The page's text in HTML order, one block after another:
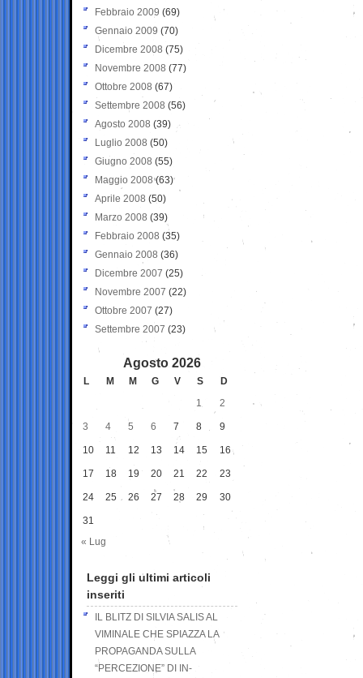
Febbraio 2009 (69)
Gennaio 2009 (70)
Dicembre 2008 (75)
Novembre 2008 (77)
Ottobre 2008 (67)
Settembre 2008 (56)
Agosto 2008 (39)
Luglio 2008 (50)
Giugno 2008 (55)
Maggio 2008(63)
Aprile 2008 (50)
Marzo 2008 (39)
Febbraio 2008 (35)
Gennaio 2008 (36)
Dicembre 2007 (25)
Novembre 2007 (22)
Ottobre 2007 (27)
Settembre 2007 (23)
Agosto 2026
L M M G V S
D
1
2
3 4 5 6 7 8 9
10 11 12 13 14 15 16
17 18 19 20 21 22 23
24 25 26 27 28 29 30
31
« Lug
Leggi gli ultimi articoli
inseriti
IL BLITZ DI SILVIA SALIS AL
VIMINALE CHE SPIAZZA LA
PROPAGANDA SULLA
“PERCEZIONE” DI IN-